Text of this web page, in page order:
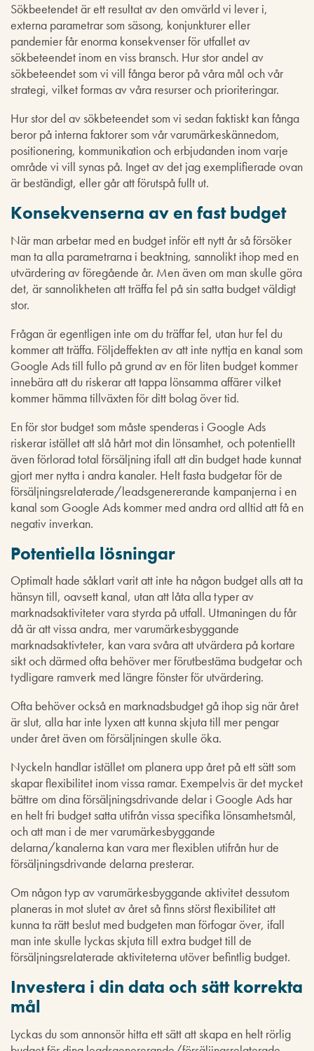
Sökbeetendet är ett resultat av den omvärld vi lever i,
externa parametrar som säsong, konjunkturer eller
pandemier får enorma konsekvenser för utfallet av
sökbeteendet inom en viss bransch. Hur stor andel av
sökbeteendet som vi vill fånga beror på våra mål och vår
strategi, vilket formas av våra resurser och prioriteringar.
Hur stor del av sökbeteendet som vi sedan faktiskt kan fånga
beror på interna faktorer som vår varumärkeskännedom,
positionering, kommunikation och erbjudanden inom varje
område vi vill synas på. Inget av det jag exemplifierade ovan
är beständigt, eller går att förutspå fullt ut.
Konsekvenserna av en fast budget
När man arbetar med en budget inför ett nytt år så försöker
man ta alla parametrarna i beaktning, sannolikt ihop med en
utvärdering av föregående år. Men även om man skulle göra
det, är sannolikheten att träffa fel på sin satta budget väldigt
stor.
Frågan är egentligen inte om du träffar fel, utan hur fel du
kommer att träffa. Följdeffekten av att inte nyttja en kanal som
Google Ads till fullo på grund av en för liten budget kommer
innebära att du riskerar att tappa lönsamma affärer vilket
kommer hämma tillväxten för ditt bolag över tid.
En för stor budget som måste spenderas i Google Ads
riskerar istället att slå hårt mot din lönsamhet, och potentiellt
även förlorad total försäljning ifall att din budget hade kunnat
gjort mer nytta i andra kanaler. Helt fasta budgetar för de
försäljningsrelaterade/leadsgenererande kampanjerna i en
kanal som Google Ads kommer med andra ord alltid att få en
negativ inverkan.
Potentiella lösningar
Optimalt hade såklart varit att inte ha någon budget alls att ta
hänsyn till, oavsett kanal, utan att låta alla typer av
marknadsaktiviteter vara styrda på utfall. Utmaningen du får
då är att vissa andra, mer varumärkesbyggande
marknadsaktivteter, kan vara svåra att utvärdera på kortare
sikt och därmed ofta behöver mer förutbestäma budgetar och
tydligare ramverk med längre fönster för utvärdering.
Ofta behöver också en marknadsbudget gå ihop sig när året
är slut, alla har inte lyxen att kunna skjuta till mer pengar
under året även om försäljningen skulle öka.
Nyckeln handlar istället om planera upp året på ett sätt som
skapar flexibilitet inom vissa ramar. Exempelvis är det mycket
bättre om dina försäljningsdrivande delar i Google Ads har
en helt fri budget satta utifrån vissa specifika lönsamhetsmål,
och att man i de mer varumärkesbyggande
delarna/kanalerna kan vara mer flexiblen utifrån hur de
försäljningsdrivande delarna presterar.
Om någon typ av varumärkesbyggande aktivitet dessutom
planeras in mot slutet av året så finns störst flexibilitet att
kunna ta rätt beslut med budgeten man förfogar över, ifall
man inte skulle lyckas skjuta till extra budget till de
försäljningsrelaterade aktiviteterna utöver befintlig budget.
Investera i din data och sätt korrekta
mål
Lyckas du som annonsör hitta ett sätt att skapa en helt rörlig